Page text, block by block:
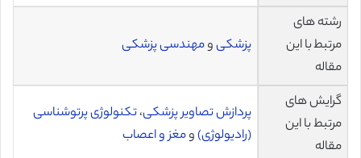
رشته های
مرتبط با این
مقاله
پزشکیومهندسی پزشکی
گرایش های
مرتبط با این
مقاله
پردازش تصاویر پزشکی،تکنولوژی پرتوشناسی
(رادیولوژی)ومغز و اعصاب